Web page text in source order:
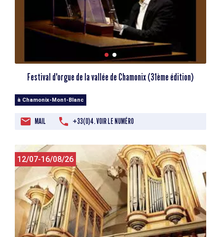
Festival d'orgue de la vallée de Chamonix (31ème édition)
à Chamonix-Mont-Blanc
MAIL +33(0)4. VOIR LE NUMÉRO
12/07-16/08/26